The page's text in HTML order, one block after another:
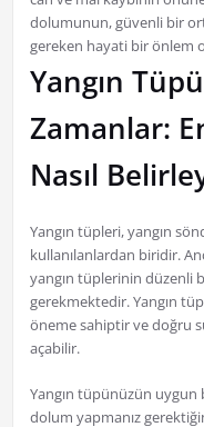
dolumunun, güvenli bir
gereken hayati bir önlem
Yangın
Zamanlar:
Nasıl
Yangın tüpleri, yangın
kullanılanlardan biridir.
yangın tüplerinin düzenli
gerekmektedir. Yangın
öneme sahiptir ve doğru
açabilir.
Yangın tüpünüzün uygun
dolum yapmanız